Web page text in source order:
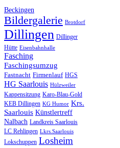
Beckingen
Bildergalerie Brotdorf
Dillingen Dillinger
Hütte Eisenbahnhalle
Fasching
Faschingsumzug
Fastnacht Firmenlauf HGS
HG Saarlouis Hülzweiler
Kappensitzung Karo-Blau-Gold
KEB Dillingen KG Humor Krs.
Saarlouis Künstlertreff
Nalbach Landkreis Saarlouis
LC Rehlingen Lkrs.Saarlouis
Lokschuppen Losheim